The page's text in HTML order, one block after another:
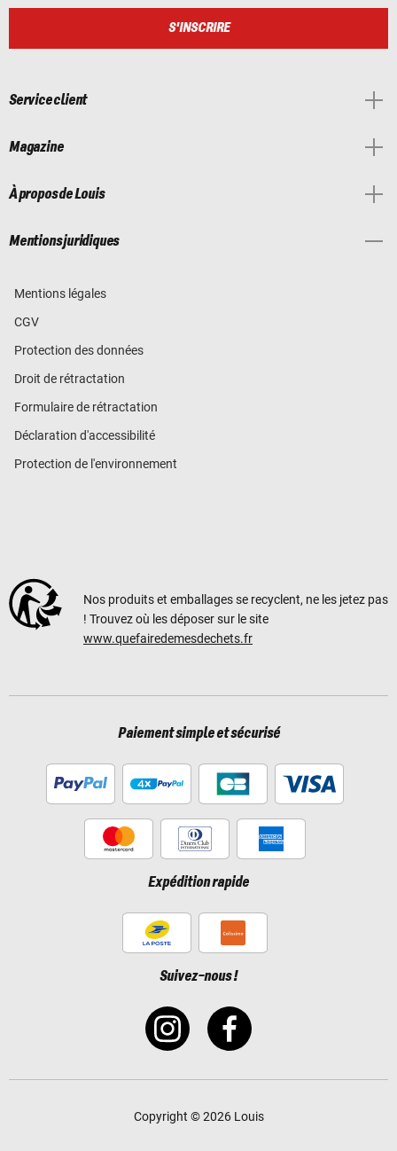
S'INSCRIRE
Service client
Magazine
À propos de Louis
Mentions juridiques
Mentions légales
CGV
Protection des données
Droit de rétractation
Formulaire de rétractation
Déclaration d'accessibilité
Protection de l'environnement
Nos produits et emballages se recyclent, ne les jetez pas
! Trouvez où les déposer sur le site
www.quefairedemesdechets.fr
Paiement simple et sécurisé
Expédition rapide
Suivez-nous !
Copyright © 2026 Louis